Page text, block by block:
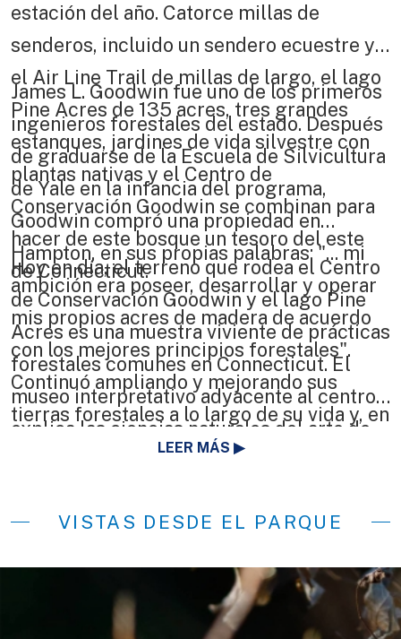
estación del año. Catorce millas de
senderos, incluido un sendero ecuestre y
el Air Line Trail de millas de largo, el lago
Pine Acres de 135 acres, tres grandes
estanques, jardines de vida silvestre con
plantas nativas y el Centro de
Conservación Goodwin se combinan para
hacer de este bosque un tesoro del este
de Connecticut.
James L. Goodwin fue uno de los primeros
ingenieros forestales del estado. Después
de graduarse de la Escuela de Silvicultura
de Yale en la infancia del programa,
Goodwin compró una propiedad en
Hampton, en sus propias palabras: "... mi
ambición era poseer, desarrollar y operar
mis propios acres de madera de acuerdo
con los mejores principios forestales".
Continuó ampliando y mejorando sus
tierras forestales a lo largo de su vida y, en
1964, donó generosamente su bosque
Connecticut.
Hoy en día, el terreno que rodea el Centro
de Conservación Goodwin y el lago Pine
Acres es una muestra viviente de prácticas
forestales comunes en Connecticut. El
museo interpretativo adyacente al centro
explica las ciencias naturales del arte de
LEER MÁS
VISTAS DESDE EL PARQUE